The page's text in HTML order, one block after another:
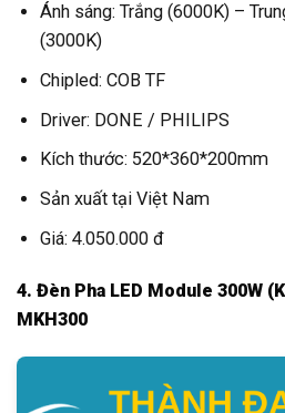
Ánh sáng: Trắng (6000K) –
(3000K)
Chipled: COB TF
Driver: DONE / PHILIPS
Kích thước: 520*360*200mm
Sản xuất tại Việt Nam
Giá: 4.050.000 đ
4. Đèn Pha LED Module 300W
MKH300